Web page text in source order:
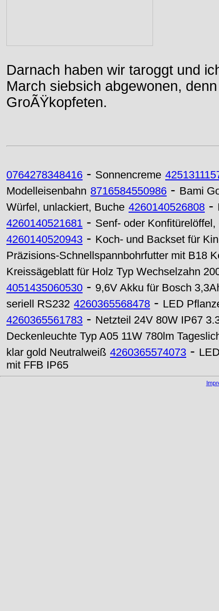
Darnach haben wir taroggt und
March siebsich abgewonen,
GroÃŸkopfeten.
0764278348416 - Sonnencreme
Modelleisenbahn 8716584550986 - Bami
Würfel, unlackiert, Buche 4260140526808 -
4260140521681 - Senf- oder Konfitürelöffel,
4260140520943 - Koch- und Backset für
Präzisions-Schnellspannbohrfutter mit B18
Kreissägeblatt für Holz Typ Wechselzahn
4051435060530 - 9,6V Akku für Bosch
seriell RS232 4260365568478 - LED
4260365561783 - Netzteil 24V 80W IP67
Deckenleuchte Typ A05 11W 780lm
klar gold Neutralweiß 4260365574073 -
mit FFB IP65